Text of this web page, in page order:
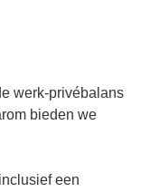
werk-privébalans
bieden we
een